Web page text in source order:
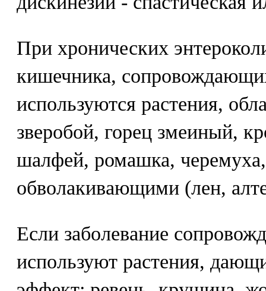
При хронических
кишечника,
используются растения,
зверобой, горец змеиный,
шалфей, ромашка, черемуха,
обволакивающими (лен,
Если заболевание
используют растения,